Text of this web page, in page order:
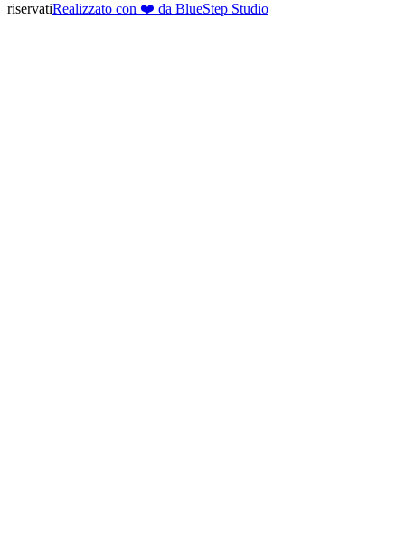
riservatiRealizzato con ❤️ da BlueStep Studio